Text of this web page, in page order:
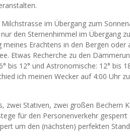
im Übergang zum
den Sternenhimmel im Übergang
meines Erachtens in den Bergen
Etwas Recherche zu den
bis 12° und Astronomische: 12°
ich meinen Wecker auf 4:00 Uhr
zwei Stativen, zwei großen Bechern
für den Personenverkehr
um den (nächsten) perfekten